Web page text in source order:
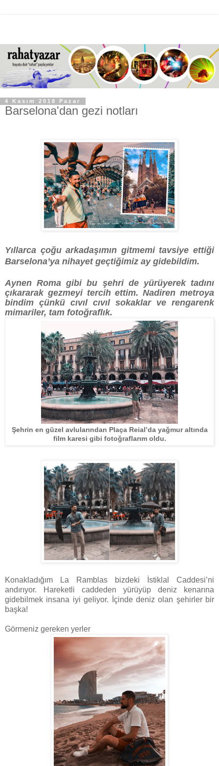
4 Kasım 2018 Pazar
Barselona'dan gezi notları
Yıllarca çoğu arkadaşımın gitmemi tavsiye ettiği
Barselona’ya nihayet geçtiğimiz ay gidebildim.
Aynen Roma gibi bu şehri de yürüyerek tadını
çıkararak gezmeyi tercih ettim. Nadiren metroya
bindim çünkü cıvıl cıvıl sokaklar ve rengarenk
mimariler, tam fotoğraflık.
Şehrin en güzel avlularından Plaça Reial’da yağmur altında
film karesi gibi fotoğraflarım oldu.
Konakladığım La Ramblas bizdeki İstiklal Caddesi’ni
andırıyor. Hareketli caddeden yürüyüp deniz kenarına
gidebilmek insana iyi geliyor. İçinde deniz olan şehirler bir
başka!
Görmeniz gereken yerler